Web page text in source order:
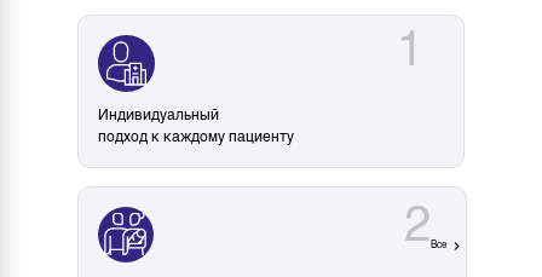
2
1
Индивидуальный
подход к каждому пациенту
Все